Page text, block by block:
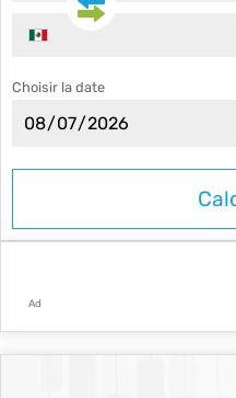
Choisir la date
Ad